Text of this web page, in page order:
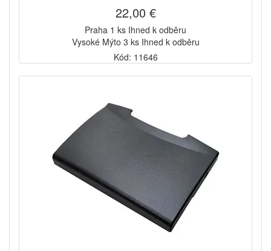
22,00 €
Praha 1 ks Ihned k odběru
Vysoké Mýto 3 ks Ihned k odběru
Kód: 11646